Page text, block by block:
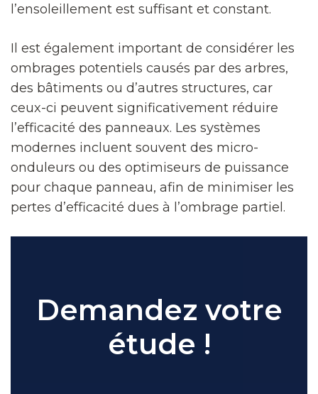
l’ensoleillement est suffisant et constant.
Il est également important de considérer les
ombrages potentiels causés par des arbres,
des bâtiments ou d’autres structures, car
ceux-ci peuvent significativement réduire
l’efficacité des panneaux. Les systèmes
modernes incluent souvent des micro-
onduleurs ou des optimiseurs de puissance
pour chaque panneau, afin de minimiser les
pertes d’efficacité dues à l’ombrage partiel.
Demandez votre
étude !